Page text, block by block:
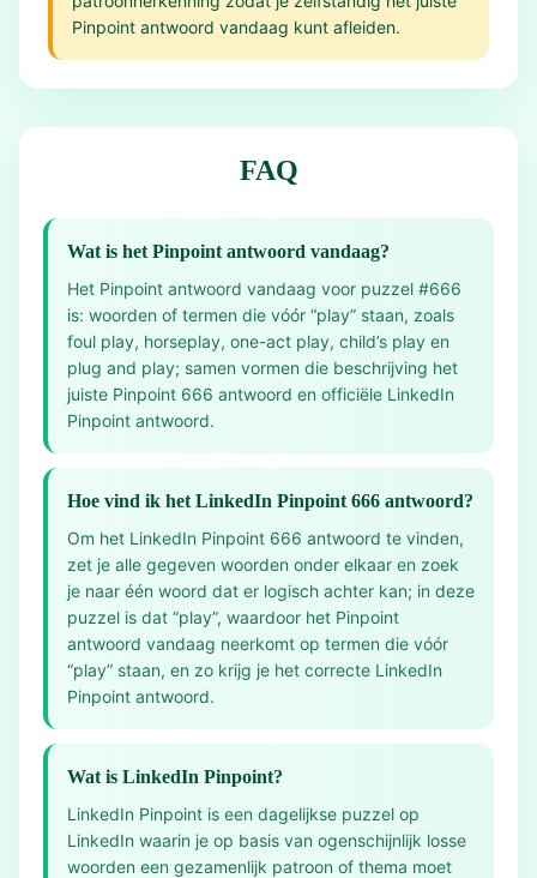
Pinpoint antwoord vandaag kunt afleiden.
FAQ
Wat is het Pinpoint antwoord vandaag?
Het Pinpoint antwoord vandaag voor puzzel #666
is: woorden of termen die vóór “play” staan, zoals
foul play, horseplay, one-act play, child’s play en
plug and play; samen vormen die beschrijving het
juiste Pinpoint 666 antwoord en officiële LinkedIn
Pinpoint antwoord.
Hoe vind ik het LinkedIn Pinpoint 666 antwoord?
Om het LinkedIn Pinpoint 666 antwoord te vinden,
zet je alle gegeven woorden onder elkaar en zoek
je naar één woord dat er logisch achter kan; in deze
puzzel is dat “play”, waardoor het Pinpoint
antwoord vandaag neerkomt op termen die vóór
“play” staan, en zo krijg je het correcte LinkedIn
Pinpoint antwoord.
Wat is LinkedIn Pinpoint?
LinkedIn Pinpoint is een dagelijkse puzzel op
LinkedIn waarin je op basis van ogenschijnlijk losse
woorden een gezamenlijk patroon of thema moet